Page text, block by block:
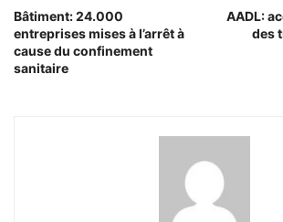
Bâtiment: 24.000
entreprises mises à l’arrêt à
cause du confinement
sanitaire
AADL:
des